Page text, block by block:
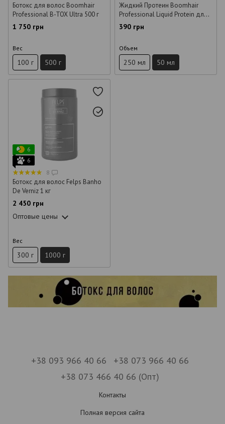
Ботокс для волос Boomhair
Professional B-TOX Ultra 500 г
1 750 грн
Вес
100 г 500 г
Жидкий Протеин Boomhair
Professional Liquid Protein для
волос 50 мл (розлив)
390 грн
Объем
250 мл 50 мл
6
6
8
Ботокс для волос Felps Banho
De Verniz 1 кг
2 450 грн
Оптовые цены
Вес
300 г 1000 г
+38 093 966 40 66
+38 073 966 40 66
+38 073 466 40 66 (Опт)
Контакты
Полная версия сайта